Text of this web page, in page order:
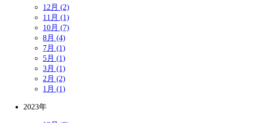
12月 (2)
11月 (1)
10月 (7)
8月 (4)
7月 (1)
5月 (1)
3月 (1)
2月 (2)
1月 (1)
2023年